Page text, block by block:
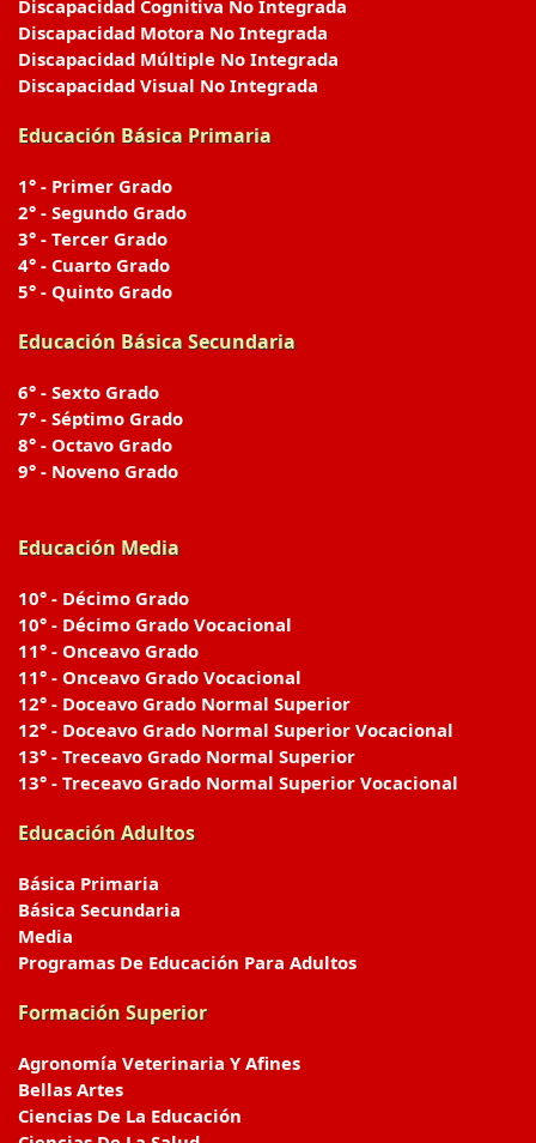
Discapacidad Cognitiva No Integrada
Discapacidad Motora No Integrada
Discapacidad Múltiple No Integrada
Discapacidad Visual No Integrada
Educación Básica Primaria
1° - Primer Grado
2° - Segundo Grado
3° - Tercer Grado
4° - Cuarto Grado
5° - Quinto Grado
Educación Básica Secundaria
6° - Sexto Grado
7° - Séptimo Grado
8° - Octavo Grado
9° - Noveno Grado
Educación Media
10° - Décimo Grado
10° - Décimo Grado Vocacional
11° - Onceavo Grado
11° - Onceavo Grado Vocacional
12° - Doceavo Grado Normal Superior
12° - Doceavo Grado Normal Superior Vocacional
13° - Treceavo Grado Normal Superior
13° - Treceavo Grado Normal Superior Vocacional
Educación Adultos
Básica Primaria
Básica Secundaria
Media
Programas De Educación Para Adultos
Formación Superior
Agronomía Veterinaria Y Afines
Bellas Artes
Ciencias De La Educación